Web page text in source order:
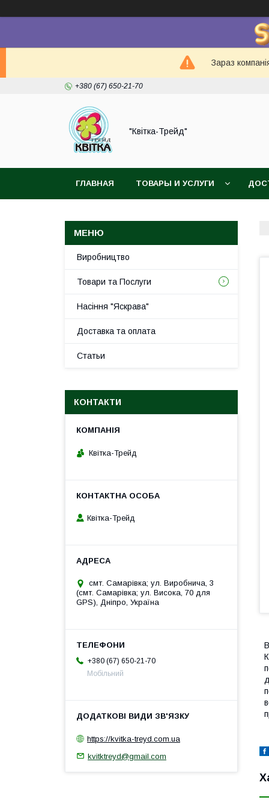
Зараз
+380 (67) 650-21-70
"Квітка-Трейд"
ГЛАВНАЯ ТОВАРЫ И УСЛУГИ
Виробництво
Товари та Послуги
Насіння "Яскрава"
Доставка та оплата
Статьи
КОНТАКТИ
Квітка-Трейд
Квітка-Трейд
смт. Самарівка; ул. Виробнича, 3
(смт. Самарівка; ул. Висока, 70 для
GPS), Дніпро, Україна
+380 (67) 650-21-70
Мобільний
https://kvitka-treyd.com.ua
kvitktreyd@gmail.com